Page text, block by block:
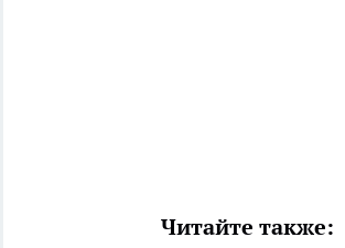
Читайте также: